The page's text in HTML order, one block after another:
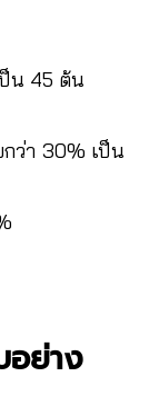
น 45 ต้น
ว่า 30% เป็น
อย่าง